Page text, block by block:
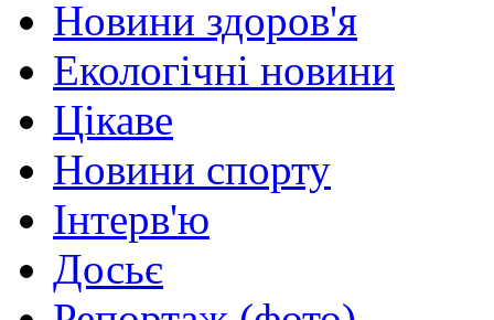
Новини здоров'я
Екологічні новини
Цікаве
Новини спорту
Інтерв'ю
Досьє